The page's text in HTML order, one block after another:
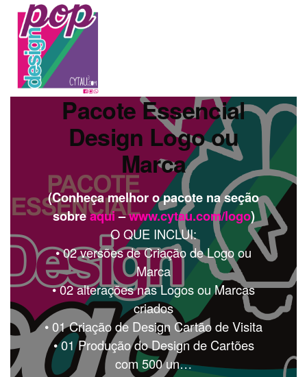
Pacote Essencial
Design Logo ou
Marca
(Conheça melhor o pacote na seção
sobreaqui–www.cytau.com/logo)
O QUE INCLUI:
• 02 versões de Criação de Logo ou
Marca
• 02 alterações nas Logos ou Marcas
criados
• 01 Criação de Design Cartão de Visita
• 01 Produção do Design de Cartões
com 500 un…